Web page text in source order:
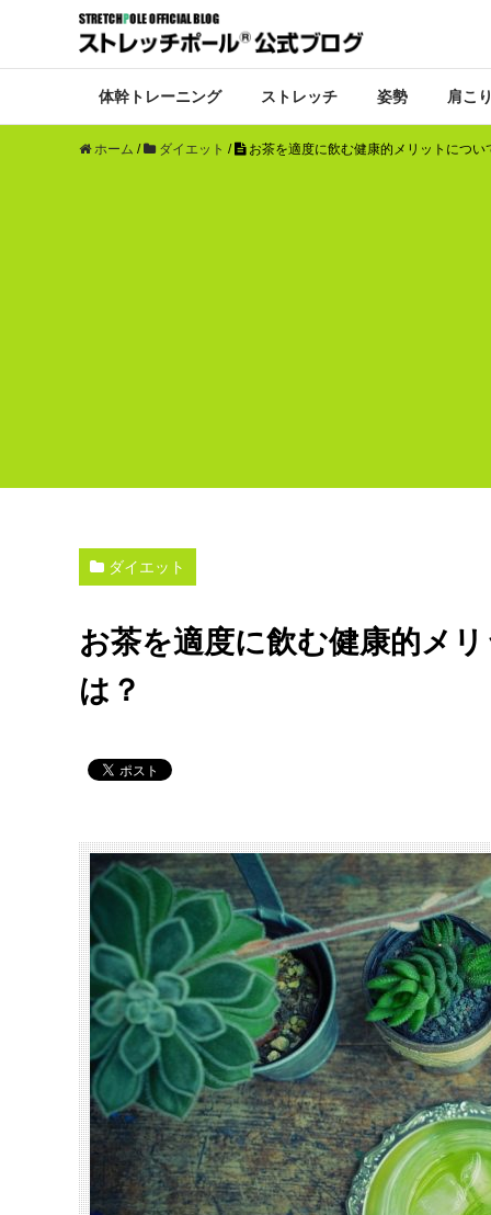
体幹トレーニング ストレッチ 姿勢 肩こ
ホーム / ダイエット / お茶を適度に飲む健康的メリットについ
ダイエット
お茶を適度に飲む健康的メ
は？